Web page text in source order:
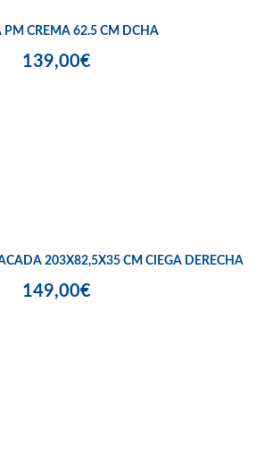
PM CREMA 62.5 CM DCHA
139,00€
203X82,5X35 CM CIEGA DERECHA
149,00€